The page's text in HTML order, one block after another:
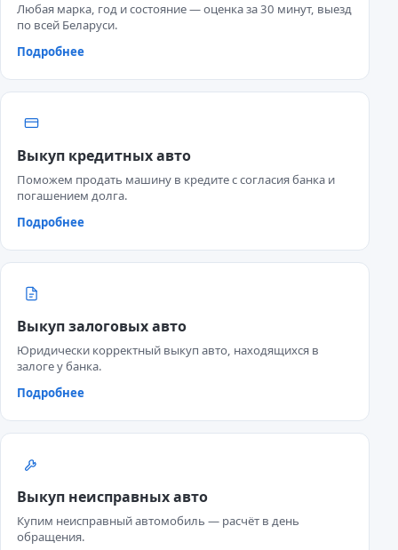
Любая марка, год и состояние — оценка за 30 минут, выезд
по всей Беларуси.
Подробнее
Выкуп кредитных авто
Поможем продать машину в кредите с согласия банка и
погашением долга.
Подробнее
Выкуп залоговых авто
Юридически корректный выкуп авто, находящихся в
залоге у банка.
Подробнее
Выкуп неисправных авто
Купим неисправный автомобиль — расчёт в день
обращения.